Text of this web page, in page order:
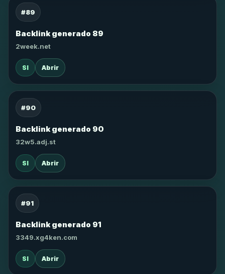
#89
Backlink generado 89
2week.net
SI Abrir
#90
Backlink generado 90
32w5.adj.st
SI Abrir
#91
Backlink generado 91
3349.xg4ken.com
SI Abrir